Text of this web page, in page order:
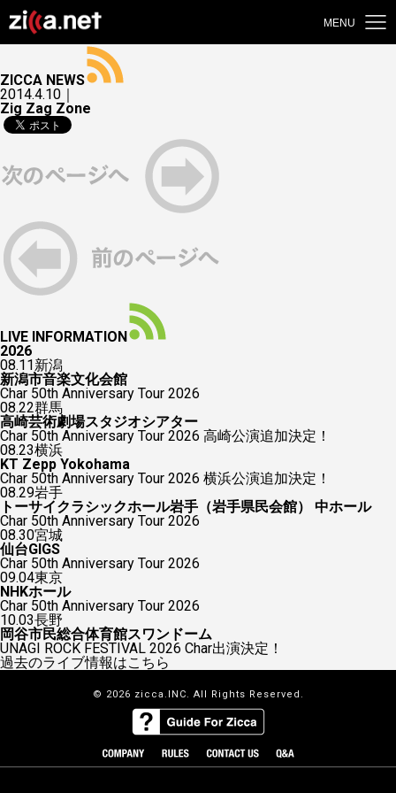
MENU
ZICCA NEWS
2014.4.10｜
Zig Zag Zone
LIVE INFORMATION
2026
08.11新潟
新潟市音楽文化会館
Char 50th Anniversary Tour 2026
08.22群馬
高崎芸術劇場スタジオシアター
Char 50th Anniversary Tour 2026 高崎公演追加決定！
08.23横浜
KT Zepp Yokohama
Char 50th Anniversary Tour 2026 横浜公演追加決定！
08.29岩手
トーサイクラシックホール岩手（岩手県民会館） 中ホール
Char 50th Anniversary Tour 2026
08.30宮城
仙台GIGS
Char 50th Anniversary Tour 2026
09.04東京
NHKホール
Char 50th Anniversary Tour 2026
10.03長野
岡谷市民総合体育館スワンドーム
UNAGI ROCK FESTIVAL 2026 Char出演決定！
過去のライブ情報はこちら
© 2026 zicca.INC. All Rights Reserved.